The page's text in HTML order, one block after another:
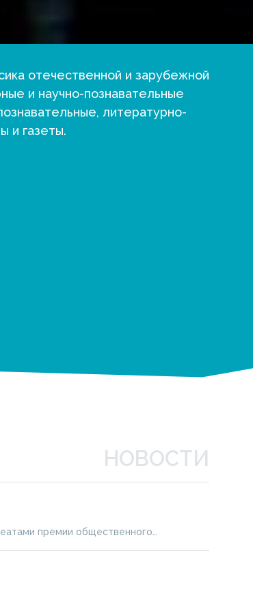
отечественной и зарубежной
и научно-познавательные
литературно-
и газеты.
НОВОСТИ
премии общественного…